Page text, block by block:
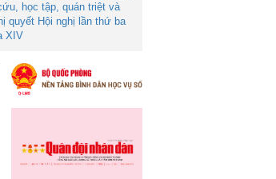
học tập, quán triệt và
quyết Hội nghị lần thứ ba
XIV